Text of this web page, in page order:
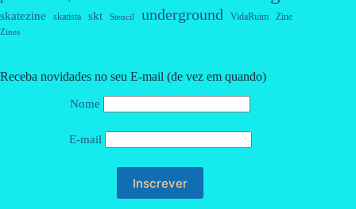
skatezine skatista skt Stencil underground VidaRuim Zine
Zines
Receba novidades no seu E-mail (de vez em quando)
Nome
E-mail